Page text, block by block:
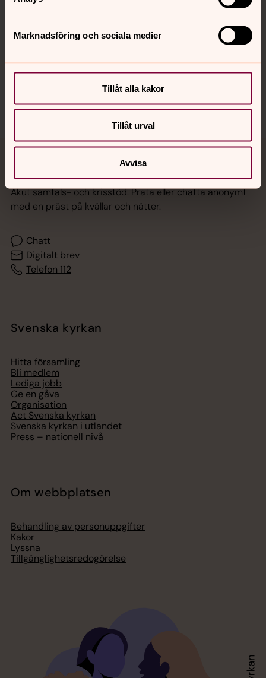
Marknadsföring och sociala medier
Tillåt alla kakor
Tillåt urval
Avvisa
Hitta snabbt
Sociala kanaler
Jourhavande präst
Akut samtals- och krisstöd. Prata eller chatta anonymt
med en präst på kvällar och nätter.
Chatt
Digitalt brev
Telefon 112
Svenska kyrkan
Hitta församling
Bli medlem
Lediga jobb
Ge en gåva
Organisation
Act Svenska kyrkan
Svenska kyrkan i utlandet
Press – nationell nivå
Om webbplatsen
Behandling av personuppgifter
Kakor
Lyssna
Tillgänglighetsredogörelse